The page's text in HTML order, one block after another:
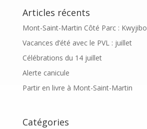
Articles récents
Mont-Saint-Martin Côté Parc : Kwyjibo
Vacances d’été avec le PVL : juillet
Célébrations du 14 juillet
Alerte canicule
Partir en livre à Mont-Saint-Martin
Catégories